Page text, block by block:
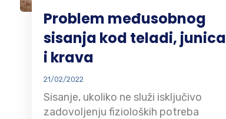
Problem međusobnog
sisanja kod teladi, junica
i krava
21/02/2022
Sisanje, ukoliko ne služi isključivo
zadovoljenju fizioloških potreba